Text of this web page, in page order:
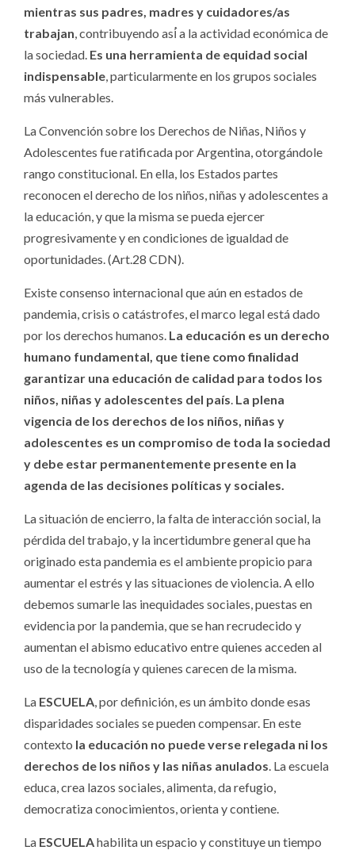
mientras sus padres, madres y cuidadores/as
trabajan, contribuyendo así́ a la actividad económica de
la sociedad. Es una herramienta de equidad social
indispensable, particularmente en los grupos sociales
más vulnerables.
La Convención sobre los Derechos de Niñas, Niños y
Adolescentes fue ratificada por Argentina, otorgándole
rango constitucional. En ella, los Estados partes
reconocen el derecho de los niños, niñas y adolescentes a
la educación, y que la misma se pueda ejercer
progresivamente y en condiciones de igualdad de
oportunidades. (Art.28 CDN).
Existe consenso internacional que aún en estados de
pandemia, crisis o catástrofes, el marco legal está dado
por los derechos humanos. La educación es un derecho
humano fundamental, que tiene como finalidad
garantizar una educación de calidad para todos los
niños, niñas y adolescentes del país. La plena
vigencia de los derechos de los niños, niñas y
adolescentes es un compromiso de toda la sociedad
y debe estar permanentemente presente en la
agenda de las decisiones políticas y sociales.
La situación de encierro, la falta de interacción social, la
pérdida del trabajo, y la incertidumbre general que ha
originado esta pandemia es el ambiente propicio para
aumentar el estrés y las situaciones de violencia. A ello
debemos sumarle las inequidades sociales, puestas en
evidencia por la pandemia, que se han recrudecido y
aumentan el abismo educativo entre quienes acceden al
uso de la tecnología y quienes carecen de la misma.
La ESCUELA, por definición, es un ámbito donde esas
disparidades sociales se pueden compensar. En este
contexto la educación no puede verse relegada ni los
derechos de los niños y las niñas anulados. La escuela
educa, crea lazos sociales, alimenta, da refugio,
democratiza conocimientos, orienta y contiene.
La ESCUELAhabilita un espacio y constituye un tiempo